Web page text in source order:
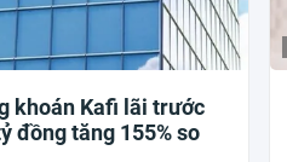
khoán Kafi lãi trước
đồng tăng 155% so